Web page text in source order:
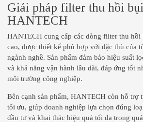
Giải pháp filter thu hồi
HANTECH
HANTECH cung cấp các dòng filter thu hồi
cao, được thiết kế phù hợp với đặc thù của
ngành nghề. Sản phẩm đảm bảo hiệu suất
và khả năng vận hành lâu dài, đáp ứng tốt
môi trường công nghiệp.
Bên cạnh sản phẩm, HANTECH còn hỗ trợ
tối ưu, giúp doanh nghiệp lựa chọn đúng
đầu tư và khai thác hiệu quả tối đa trong